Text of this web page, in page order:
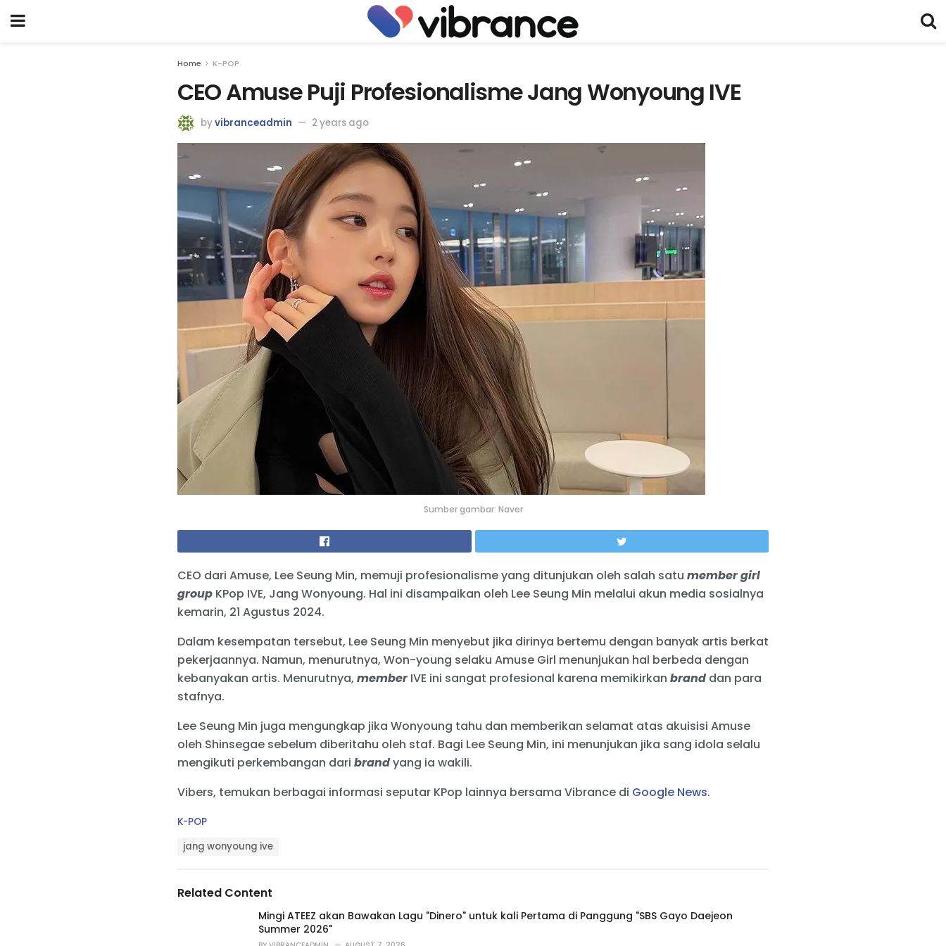
Home K-POP
CEO Amuse Puji Profesionalisme Jang Wonyoung IVE
byvibranceadmin 2 years ago
Sumber gambar: Naver
CEO dari Amuse, Lee Seung Min, memuji profesionalisme yang ditunjukan oleh salah satu membergirl
group KPop IVE, Jang Wonyoung. Hal ini disampaikan oleh Lee Seung Min melalui akun media sosialnya
kemarin, 21 Agustus 2024.
Dalam kesempatan tersebut, Lee Seung Min menyebut jika dirinya bertemu dengan banyak artis berkat
pekerjaannya. Namun, menurutnya, Won-young selaku Amuse Girl menunjukan hal berbeda dengan
kebanyakan artis. Menurutnya, memberIVE ini sangat profesional karena memikirkan brand dan para
stafnya.
Lee Seung Min juga mengungkap jika Wonyoung tahu dan memberikan selamat atas akuisisi Amuse
oleh Shinsegae sebelum diberitahu oleh staf. Bagi Lee Seung Min, ini menunjukan jika sang idola selalu
mengikuti perkembangan dari brandyang ia wakili.
Vibers, temukan berbagai informasi seputar KPop lainnya bersama Vibrance di Google News.
C
r
K-POP
a
:
jang wonyoung ive
Related Content
Mingi ATEEZ akan Bawakan Lagu "Dinero" untuk kali Pertama di Panggung "SBS Gayo Daejeon
Summer 2026"